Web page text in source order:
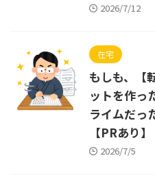
2026/7/12
在宅
もしも、【
ットを作
ライムだっ
【PRあり】
2026/7/5